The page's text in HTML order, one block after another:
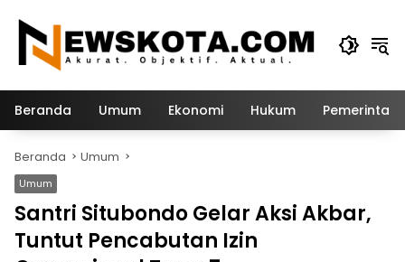
konten
Beranda Umum Ekonomi Hukum
Beranda Umum
Umum
Santri Situbondo Gelar Aksi Akbar,
Tuntut Pencabutan Izin